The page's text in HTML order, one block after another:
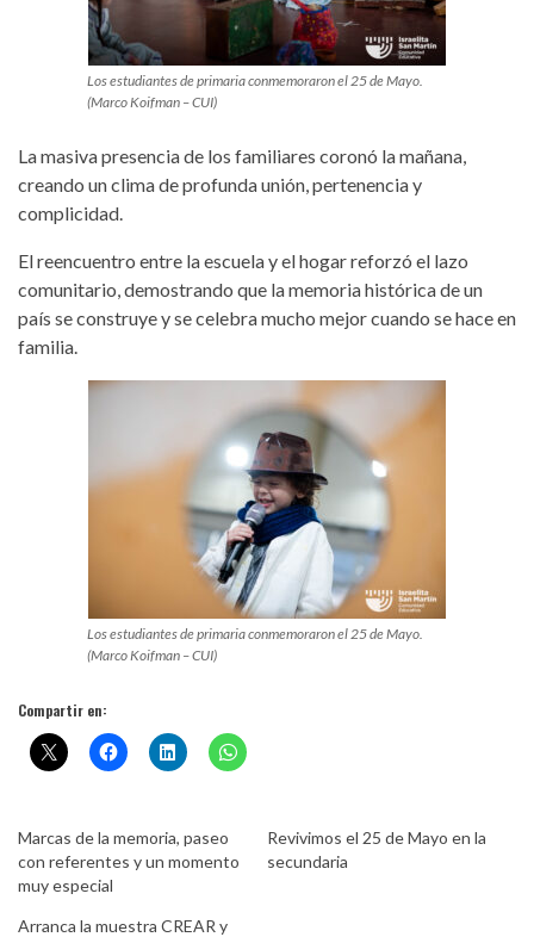
Los estudiantes de primaria conmemoraron el 25 de Mayo.
(Marco Koifman – CUI)
La masiva presencia de los familiares coronó la mañana,
creando un clima de profunda unión, pertenencia y
complicidad.
El reencuentro entre la escuela y el hogar reforzó el lazo
comunitario, demostrando que la memoria histórica de un
país se construye y se celebra mucho mejor cuando se hace en
familia.
Los estudiantes de primaria conmemoraron el 25 de Mayo.
(Marco Koifman – CUI)
Compartir en:
Marcas de la memoria, paseo
con referentes y un momento
muy especial
Revivimos el 25 de Mayo en la
secundaria
Arranca la muestra CREAR y